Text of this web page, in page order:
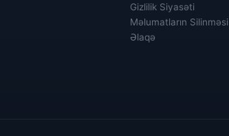
Gizlilik Siyasəti
Məlumatların Silinməsi
Əlaqə